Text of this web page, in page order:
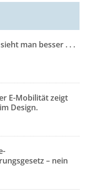
man besser . . .
E-Mobilität zeigt
Design.
– nein